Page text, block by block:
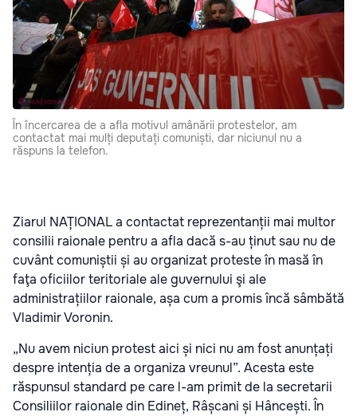
În încercarea de a afla motivul amânării protestelor, am
contactat mai mulți deputați comuniști, dar niciunul nu a
răspuns la telefon.
Ziarul NAȚIONAL a contactat reprezentanții mai multor
consilii raionale pentru a afla dacă s-au ținut sau nu de
cuvânt comuniștii și au organizat proteste în masă în
faţa oficiilor teritoriale ale guvernului şi ale
administrațiilor raionale, așa cum a promis încă sâmbătă
Vladimir Voronin.
„Nu avem niciun protest aici și nici nu am fost anunțați
despre intenția de a organiza vreunul”. Acesta este
răspunsul standard pe care l-am primit de la secretarii
Consiliilor raionale din Edineț, Râșcani și Hâncești. În